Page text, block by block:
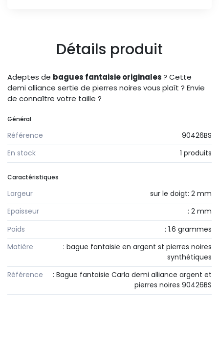
Détails produit
Adeptes de bagues fantaisie originales? Cette
demi alliance sertie de pierres noires vous plaît ? Envie
de connaître votre taille ?
Général
Référence
90426BS
En stock
1 produits
Caractéristiques
Largeur
sur le doigt: 2 mm
Epaisseur
: 2 mm
Poids
: 1.6 grammes
Matière
: bague fantaisie en argent st pierres noires
synthétiques
Référence
: Bague fantaisie Carla demi alliance argent et
pierres noires 90426BS